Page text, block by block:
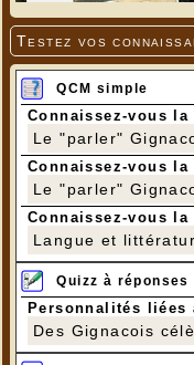
Testez vos
QCM simple
Connaissez-vous
Le "parler"
Connaissez-vous
Le "parler"
Connaissez-vous
Langue et
Quizz à réponses
Personnalités
Des Gignacois